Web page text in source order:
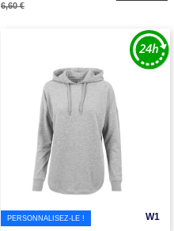
6,60 €
W1
PERSONNALISEZ-LE !